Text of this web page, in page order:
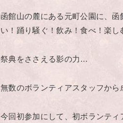
函館山の麓にある元町公園に、
い！踊り騒ぐ！飲み！食べ！楽
祭典をささえる影の力…
無数のボランティアスタッフから
今回初参加にして、初ボランテ